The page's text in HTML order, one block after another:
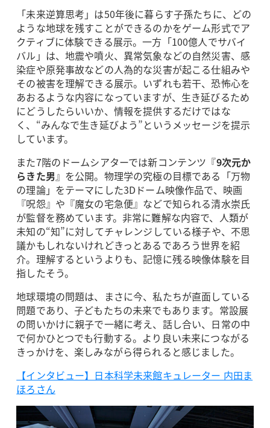
「未来逆算思考」は50年後に暮らす子孫たちに、どの
ような地球を残すことができるのかをゲーム形式でア
クティブに体験できる展示。一方「100億人でサバイ
バル」は、地震や噴火、異常気象などの自然災害、感
染症や原発事故などの人為的な災害が起こる仕組みや
その被害を理解できる展示。いずれも若干、恐怖心を
あおるような内容になっていますが、生き延びるため
にどうしたらいいか、情報を提供するだけではな
く、“みんなで生き延びよう”というメッセージを提示
しています。
また7階のドームシアターでは新コンテンツ『9次元か
らきた男』を公開。物理学の究極の目標である「万物
の理論」をテーマにした3Dドーム映像作品で、映画
『呪怨』や『魔女の宅急便』などで知られる清水崇氏
が監督を務めています。非常に難解な内容で、人類が
未知の“知”に対してチャレンジしている様子や、不思
議かもしれないけれどきっとあるであろう世界を紹
介。理解するというよりも、記憶に残る映像体験を目
指したそう。
地球環境の問題は、まさに今、私たちが直面している
問題であり、子どもたちの未来でもあります。常設展
の問いかけに親子で一緒に考え、話し合い、日常の中
で何かひとつでも行動する。より良い未来につながる
きっかけを、楽しみながら得られると感じました。
【インタビュー】日本科学未来館キュレーター 内田ま
ほろさん